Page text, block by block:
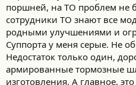
мерах, принятых мной ввиду
мелкой вибрации на руле (в
всё было в норме). Я просто
заменил родные колодки при
колодки притирались к дискам
слышно и видно). Сейчас всё
предупреждали меня, что
поршней, на ТО проблем не
сотрудники ТО знают все
родными улучшениями и
Суппорта у меня серые. Не
Недостаток только один,
армированные тормозные
изготовления. А главное,